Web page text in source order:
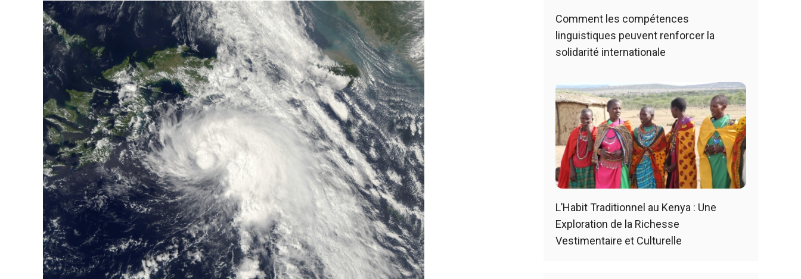
Comment les compétences
linguistiques peuvent renforcer la
solidarité internationale
L’Habit Traditionnel au Kenya : Une
Exploration de la Richesse
Vestimentaire et Culturelle